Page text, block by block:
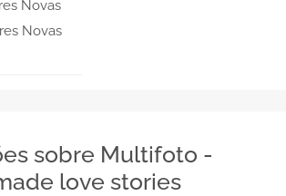
Novas
Novas
sobre Multifoto -
love stories